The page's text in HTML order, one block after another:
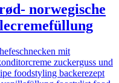
norwegische